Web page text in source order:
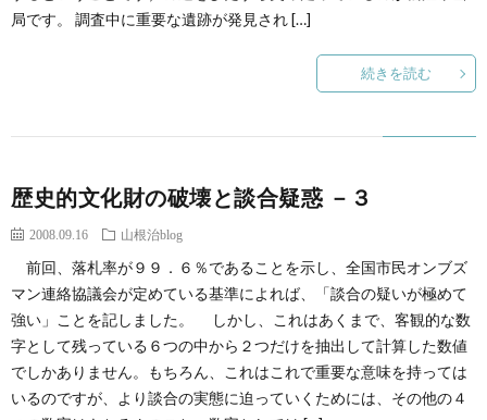
局です。 調査中に重要な遺跡が発見され […]
続きを読む
歴史的文化財の破壊と談合疑惑 －３
2008.09.16 山根治blog
前回、落札率が９９．６％であることを示し、全国市民オンブズ
マン連絡協議会が定めている基準によれば、「談合の疑いが極めて
強い」ことを記しました。 しかし、これはあくまで、客観的な数
字として残っている６つの中から２つだけを抽出して計算した数値
でしかありません。もちろん、これはこれで重要な意味を持っては
いるのですが、より談合の実態に迫っていくためには、その他の４